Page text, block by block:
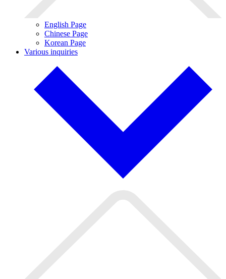
English Page
Chinese Page
Korean Page
Various inquiries